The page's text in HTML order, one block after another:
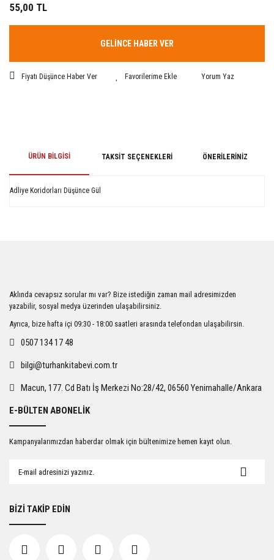
55,00 TL
GELİNCE HABER VER
Fiyatı Düşünce Haber Ver Yorum Yaz
ÜRÜN BILGISI TAKSIT SEÇENEKLERI ÖNERILERINIZ
Adliye Koridorları Düşünce Gül
Ürün açıklamasında eksik bilgiler bulunuyor.
Ürün bilgilerinde hatalar bulunuyor.
Ürün fiyatı diğer sitelerden daha pahalı.
Gönder
Aklında cevapsız sorular mı var? Bize istediğin zaman mail adresimizden
yazabilir, sosyal medya üzerinden ulaşabilirsiniz.
Ayrıca, bize hafta içi 09:30 - 18:00 saatleri arasında telefondan ulaşabilirsin.
0507 134 17 48
bilgi@turhankitabevi.com.tr
Macun, 177. Cd Batı İş Merkezi No:28/42, 06560 Yenimahalle/Ankara
E-BÜLTEN ABONELİK
Kampanyalarımızdan haberdar olmak için bültenimize hemen kayıt olun.
BİZİ TAKİP EDİN